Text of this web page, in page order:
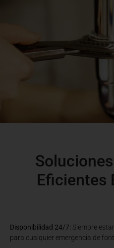
Eficientes
Disponibilidad 24/7: Siempre
para cualquier emergencia de